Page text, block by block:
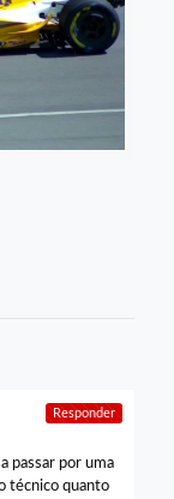
passar por uma
técnico quanto
Responder